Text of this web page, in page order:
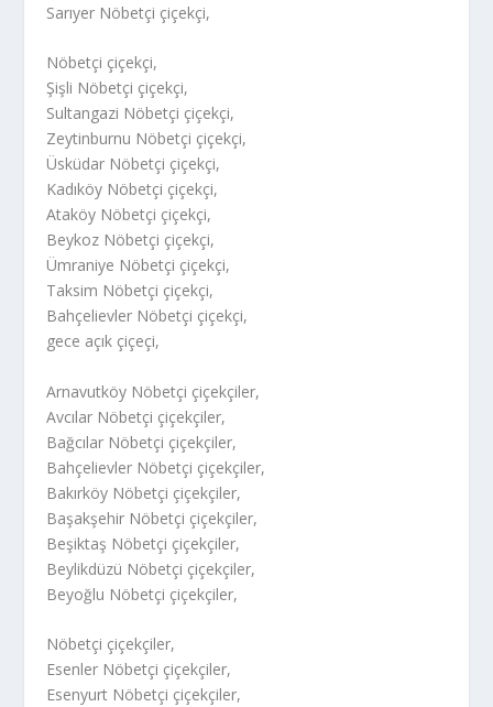
Sarıyer Nöbetçi çiçekçi,
Nöbetçi çiçekçi,
Şişli Nöbetçi çiçekçi,
Sultangazi Nöbetçi çiçekçi,
Zeytinburnu Nöbetçi çiçekçi,
Üsküdar Nöbetçi çiçekçi,
Kadıköy Nöbetçi çiçekçi,
Ataköy Nöbetçi çiçekçi,
Beykoz Nöbetçi çiçekçi,
Ümraniye Nöbetçi çiçekçi,
Taksim Nöbetçi çiçekçi,
Bahçelievler Nöbetçi çiçekçi,
gece açık çiçeçi,
Arnavutköy Nöbetçi çiçekçiler,
Avcılar Nöbetçi çiçekçiler,
Bağcılar Nöbetçi çiçekçiler,
Bahçelievler Nöbetçi çiçekçiler,
Bakırköy Nöbetçi çiçekçiler,
Başakşehir Nöbetçi çiçekçiler,
Beşiktaş Nöbetçi çiçekçiler,
Beylikdüzü Nöbetçi çiçekçiler,
Beyoğlu Nöbetçi çiçekçiler,
Nöbetçi çiçekçiler,
Esenler Nöbetçi çiçekçiler,
Esenyurt Nöbetçi çiçekçiler,